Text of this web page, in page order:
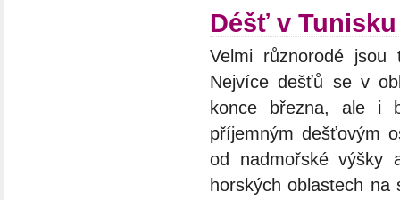
Déšť v Tunisku
Velmi různorodé
Nejvíce dešťů se v
konce března, ale i
příjemným dešťovým
od nadmořské výšky
horských oblastech